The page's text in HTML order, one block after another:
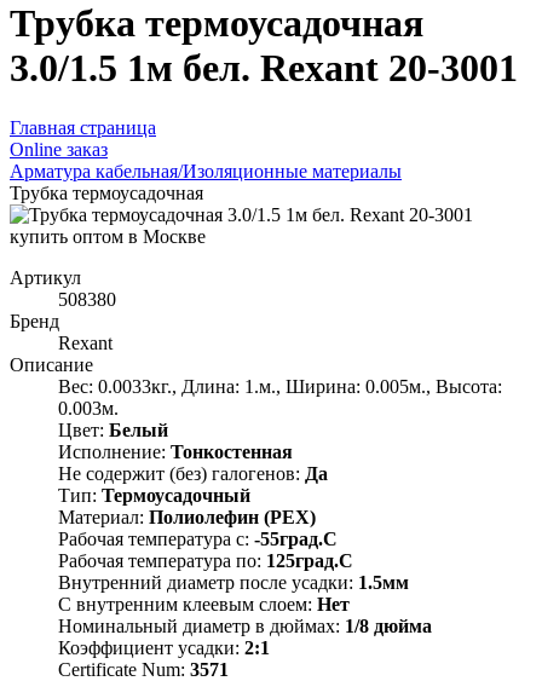
Трубка термоусадочная
3.0/1.5 1м бел. Rexant 20-3001
Главная страница
Оnline заказ
Арматура кабельная/Изоляционные материалы
Трубка термоусадочная
Артикул
508380
Бренд
Rexant
Описание
Вес: 0.0033кг., Длина: 1.м., Ширина: 0.005м., Высота:
0.003м.
Цвет: Белый
Исполнение: Тонкостенная
Не содержит (без) галогенов: Да
Тип: Термоусадочный
Материал: Полиолефин (PEX)
Рабочая температура с: -55град.C
Рабочая температура по: 125град.C
Внутренний диаметр после усадки: 1.5мм
С внутренним клеевым слоем: Нет
Номинальный диаметр в дюймах: 1/8 дюйма
Коэффициент усадки: 2:1
Certificate Num: 3571